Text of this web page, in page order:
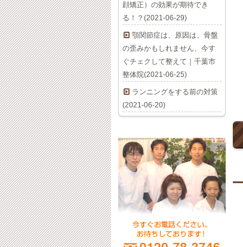
顔矯正）の効果が期待でき
る！？(2021-06-29)
顎関節症は、原因は、骨盤
の歪みかもしれません、今す
ぐチェクして整えて｜千葉市
整体院(2021-06-25)
ランニングをする前の対策
(2021-06-20)